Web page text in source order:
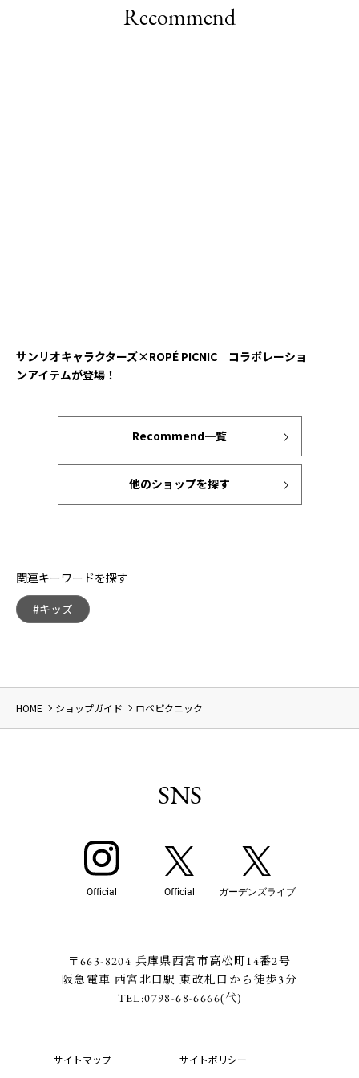
Recommend
サンリオキャラクターズ×ROPÉ PICNIC コラボレーショ
ンアイテムが登場！
Recommend一覧
他のショップを探す
関連キーワードを探す
#キッズ
HOME ショップガイド ロペピクニック
SNS
Official Official ガーデンズライブ
〒663-8204 兵庫県西宮市高松町14番2号
阪急電車 西宮北口駅 東改札口から徒歩3分
TEL:0798-68-6666(代)
サイトマップ
サイトポリシー